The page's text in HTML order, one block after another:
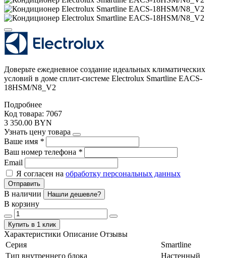
Доверьте ежедневное создание идеальных климатических
условий в доме сплит-системе Electrolux Smartline EACS-
18HSM/N8_V2
Подробнее
Код товара: 7067
3 350.00 BYN
Узнать цену товара
Ваше имя *
Ваш номер телефона *
Email
Я согласен на обработку персональных данных
Отправить
В наличии Нашли дешевле?
В корзину
Купить в 1 клик
Характеристики Описание Отзывы
Серия
Smartline
Тип внутреннего блока
Настенный